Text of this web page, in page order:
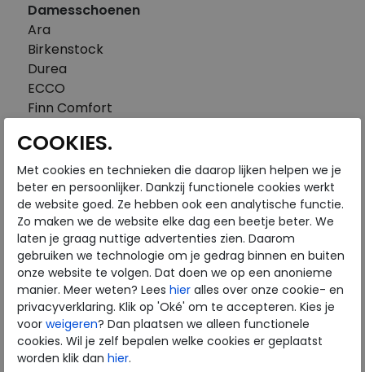
Damesschoenen
Ara
Birkenstock
Durea
ECCO
Finn Comfort
Gabor
Piedi Nudi
Pikolinos
Solidus
Think
Waldlaufer
Westland
Wolky
Herenschoenen
Australian
Birkenstock
Clarks
COOKIES.
Met cookies en technieken die daarop lijken helpen we je
beter en persoonlijker. Dankzij functionele cookies werkt
de website goed. Ze hebben ook een analytische functie.
Zo maken we de website elke dag een beetje beter. We
laten je graag nuttige advertenties zien. Daarom
gebruiken we technologie om je gedrag binnen en buiten
onze website te volgen. Dat doen we op een anonieme
manier. Meer weten? Lees hier alles over onze cookie- en
privacyverklaring. Klik op 'Oké' om te accepteren. Kies je
voor weigeren? Dan plaatsen we alleen functionele
cookies. Wil je zelf bepalen welke cookies er geplaatst
worden klik dan hier.